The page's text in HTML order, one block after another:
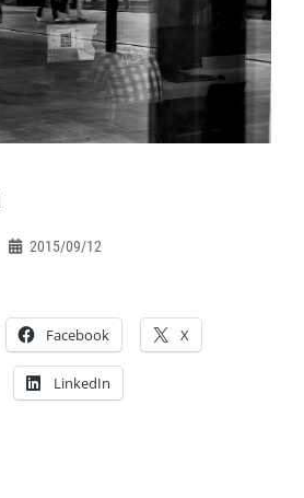
2015/09/12
Facebook X
LinkedIn